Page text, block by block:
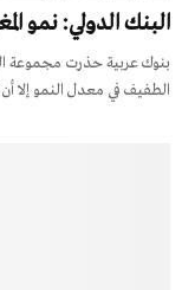
البنك الدولي: نمو
بنوك عربية حذرت مجموعة
الطفيف في معدل النمو إلا